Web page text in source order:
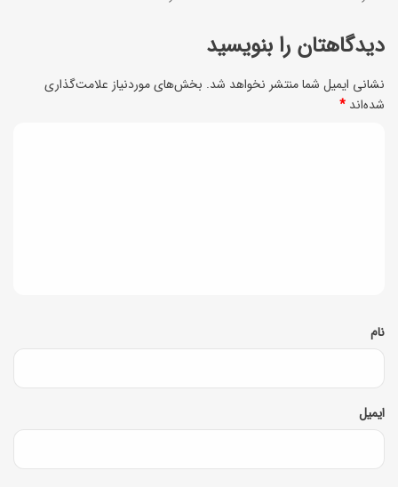
ه
ا
ر
م
ز
دیدگاهتان را بنویسید
نشانی ایمیل شما منتشر نخواهد شد. بخش‌های موردنیاز علامت‌گذاری
شده‌اند *
*
نام
ایمیل